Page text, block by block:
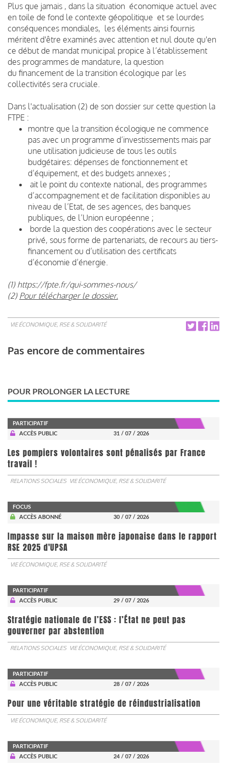
Plus que jamais , dans la situation économique actuel avec
en toile de fond le contexte géopolitique et se lourdes
conséquences mondiales, les éléments ainsi fournis
méritent d'être examinés avec attention et nul doute qu'en
ce début de mandat municipal propice à l’établissement
des programmes de mandature, la question
du financement de la transition écologique par les
collectivités sera cruciale.
Dans l'actualisation (2) de son dossier sur cette question la
FTPE :
montre que la transition écologique ne commence
pas avec un programme d’investissements mais par
une utilisation judicieuse de tous les outils
budgétaires: dépenses de fonctionnement et
d’équipement, et des budgets annexes ;
ait le point du contexte national, des programmes
d’accompagnement et de facilitation disponibles au
niveau de l’Etat, de ses agences, des banques
publiques, de l’Union européenne ;
borde la question des coopérations avec le secteur
privé, sous forme de partenariats, de recours au tiers-
financement ou d’utilisation des certificats
d’économie d’énergie.
(1) https://fpte.fr/qui-sommes-nous/
(2) Pour télécharger le dossier.
VIE ÉCONOMIQUE, RSE & SOLIDARITÉ
Pas encore de commentaires
POUR PROLONGER LA LECTURE
PARTICIPATIF
ACCÈS PUBLIC
31 / 07 / 2026
Les pompiers volontaires sont pénalisés par France
travail !
RELATIONS SOCIALES VIE ÉCONOMIQUE, RSE & SOLIDARITÉ
FOCUS
ACCÈS ABONNÉ
30 / 07 / 2026
Impasse sur la maison mère japonaise dans le rapport
RSE 2025 d'UPSA
VIE ÉCONOMIQUE, RSE & SOLIDARITÉ
PARTICIPATIF
ACCÈS PUBLIC
29 / 07 / 2026
Stratégie nationale de l’ESS : l’État ne peut pas
gouverner par abstention
RELATIONS SOCIALES VIE ÉCONOMIQUE, RSE & SOLIDARITÉ
PARTICIPATIF
ACCÈS PUBLIC
28 / 07 / 2026
Pour une véritable stratégie de réindustrialisation
VIE ÉCONOMIQUE, RSE & SOLIDARITÉ
PARTICIPATIF
ACCÈS PUBLIC
24 / 07 / 2026